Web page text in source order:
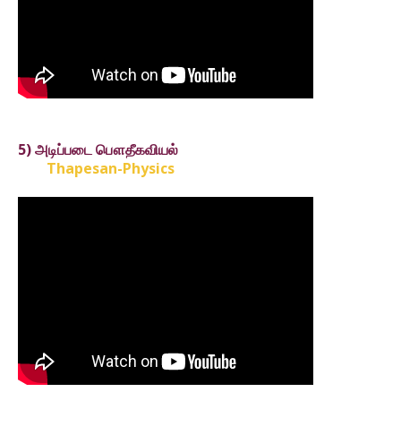
5) அடிப்படை பௌதீகவியல்
Thapesan-Physics